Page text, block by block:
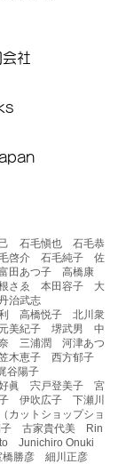
社
石毛愼也 石毛恭
啓介 石毛純子 佐
田あつ子 高橋康
さゑ 本田容子 大
治武志
高橋悦子 北川衆
美紀子 堺武男 中
三浦潤 河津あつ
木恵子 西方郁子
谷陽子
眞 宍戸登美子 宮
伊吹広子 下瀬川
ットショップショ
子 古家貴代美 Rin
Junichiro Onuki
橋勝彦 細川正彦